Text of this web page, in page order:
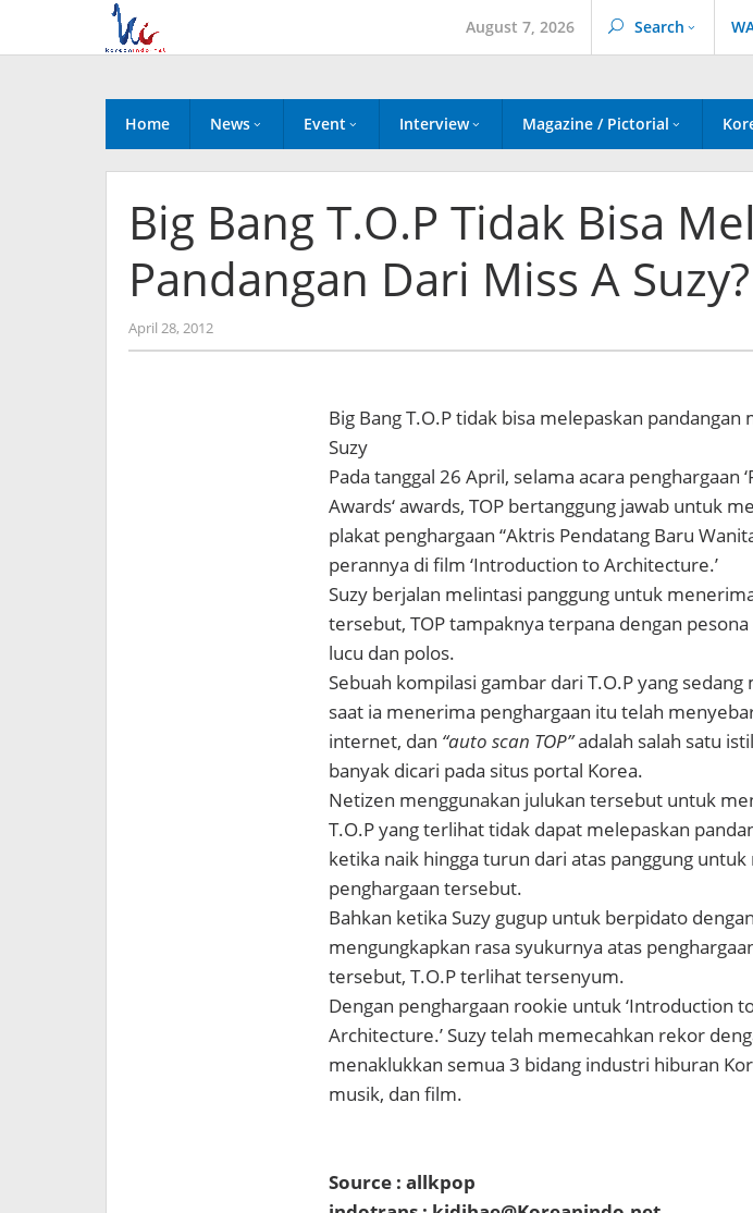
content
August 7, 2026 Search
Home News Event Interview Magazine / Pictorial
Big Bang T.O.P Tidak Bisa
Pandangan Dari Miss A Suzy?
April 28, 2012by
Koreanindo
Big Bang T.O.P tidak bisa melepaskan pandangan
Suzy
Pada tanggal 26 April, selama acara penghargaan
Awards‘ awards, TOP bertanggung jawab untuk
plakat penghargaan “Aktris Pendatang Baru
perannya di film ‘Introduction to Architecture.’
Suzy berjalan melintasi panggung untuk
tersebut, TOP tampaknya terpana dengan pesona
lucu dan polos.
Sebuah kompilasi gambar dari T.O.P yang sedang
saat ia menerima penghargaan itu telah
internet, dan “auto scan TOP”adalah salah satu
banyak dicari pada situs portal Korea.
Netizen menggunakan julukan tersebut untuk
T.O.P yang terlihat tidak dapat melepaskan
ketika naik hingga turun dari atas panggung
penghargaan tersebut.
Bahkan ketika Suzy gugup untuk berpidato dengan
mengungkapkan rasa syukurnya atas
tersebut, T.O.P terlihat tersenyum.
Dengan penghargaan rookie untuk ‘Introduction
Architecture.’ Suzy telah memecahkan rekor
menaklukkan semua 3 bidang industri hiburan
musik, dan film.
Source : allkpop